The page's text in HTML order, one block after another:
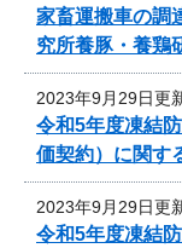
家畜運搬車の調
究所養豚・養鶏
2023年9月29日更
令和5年度凍結
価契約）に関す
2023年9月29日更
令和5年度凍結